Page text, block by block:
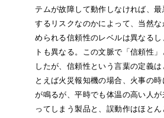
テムが故障して動作しなければ、
するリスクなのかによって、当然
められる信頼性のレベルは異なる
トも異なる。この文脈で「信頼性
したが、信頼性という言葉の定義
とえば火災報知機の場合、火事の
が鳴るが、平時でも体温の高い人
ってしまう製品と、誤動作はほと